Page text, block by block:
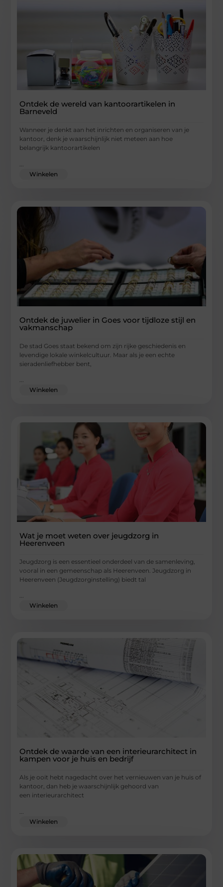
Ontdek de wereld van kantoorartikelen in
Barneveld
Wanneer je denkt aan het inrichten en organiseren van je
kantoor, denk je waarschijnlijk niet meteen aan hoe
belangrijk kantoorartikelen
Winkelen
Ontdek de juwelier in Goes voor tijdloze stijl en
vakmanschap
De stad Goes staat bekend om zijn rijke geschiedenis en
levendige lokale winkelcultuur. Maar als je een echte
sieradenliefhebber bent,
...
Winkelen
Wat je moet weten over jeugdzorg in
Heerenveen
Jeugdzorg is een essentieel onderdeel van de samenleving,
vooral in een gemeenschap als Heerenveen. Jeugdzorg in
Heerenveen (Jeugdzorginstelling) biedt tal
...
Winkelen
Ontdek de waarde van een interieurarchitect in
kampen voor je huis en bedrijf
Als je ooit hebt nagedacht over het vernieuwen van je huis of
kantoor, dan heb je waarschijnlijk gehoord van
een interieurarchitect
Winkelen